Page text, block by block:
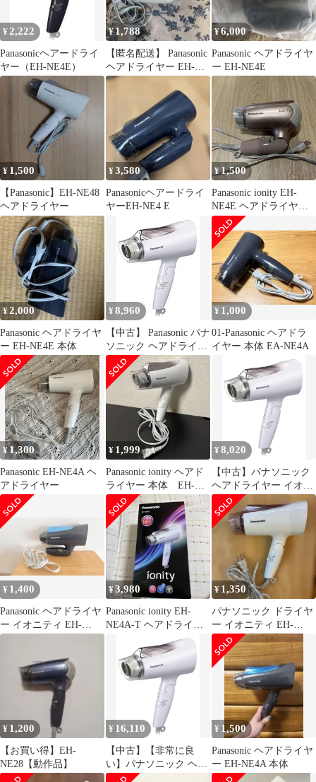
¥2,222
Panasonicヘアードライ
ヤー（EH-NE4E）
¥1,788
【匿名配送】 Panasonic
ヘアドライヤー EH-
NE4E 22年製
¥6,000
Panasonic ヘアドライヤ
ー EH-NE4E
¥ 1,500
【Panasonic】EH-NE48
ヘアドライヤー
¥3,580
Panasonicヘアードライ
ヤーEH-NE4 E
¥1,500
Panasonic ionity EH-
NE4E ヘアドライヤー
本体
¥2,000
Panasonic ヘアドライヤ
ー EH-NE4E 本体
¥8,960
【中古】 Panasonic パナ
ソニック ヘアドライヤ
ー イオニティ ブラウン
調 EH-NE4A-T
¥ 1,000
01-Panasonic ヘアドラ
イヤー 本体 EA-NE4A
¥1,300
Panasonic EH-NE4A ヘ
アドライヤー
¥ 1,999
Panasonic ionity ヘアド
ライヤー 本体 EH-
NE4A
¥8,020
【中古】パナソニック
ヘアドライヤー イオニ
ティ ブラウン調 EH-
NE4A-T
¥ 1,400
Panasonic ヘアドライヤ
ー イオニティ EH-
NE4A
¥3,980
Panasonic ionity EH-
NE4A-T ヘアドライヤ
¥ 1,350
パナソニック ドライヤ
ー イオニティ EH-
NE4A
¥ 1,200
【お買い得】EH-
NE28【動作品】
¥ 16,110
【中古】【非常に良
い】パナソニック ヘア
ドライヤー イオニティ
¥ 1,500
Panasonic ヘアドライヤ
ー EH-NE4A 本体